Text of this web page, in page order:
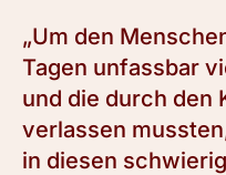
„Um den
Tagen unfassbar
und die durch den
verlassen
in diesen